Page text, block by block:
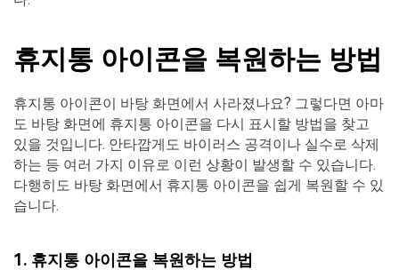
휴지통 아이콘을 복원하는 방법
휴지통 아이콘이 바탕 화면에서 사라졌나요? 그렇다면 아마
도 바탕 화면에 휴지통 아이콘을 다시 표시할 방법을 찾고
있을 것입니다. 안타깝게도 바이러스 공격이나 실수로 삭제
하는 등 여러 가지 이유로 이런 상황이 발생할 수 있습니다.
다행히도 바탕 화면에서 휴지통 아이콘을 쉽게 복원할 수 있
습니다.
1. 휴지통 아이콘을 복원하는 방법